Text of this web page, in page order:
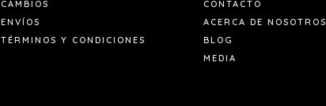
CAMBIOS
ENVÍOS
TÉRMINOS Y CONDICIONES
CONTACTO
ACERCA DE NOSOTROS
BLOG
MEDIA